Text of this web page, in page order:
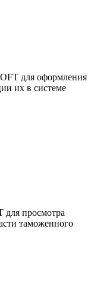
для оформления
их в системе
просмотра
таможенного